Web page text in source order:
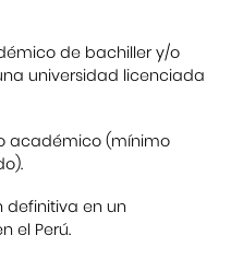
de bachiller y/o
universidad licenciada
académico (mínimo
en un
el Perú.